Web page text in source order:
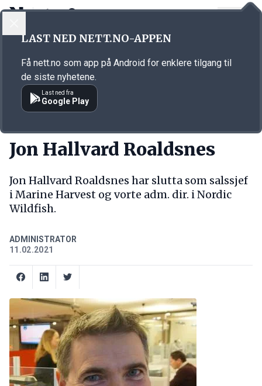
Annonsørinnhold
Jon Hallvard Roaldsnes
Jon Hallvard Roaldsnes har slutta som salssjef
i Marine Harvest og vorte adm. dir. i Nordic
Wildfish.
ADMINISTRATOR
11.02.2021
LAST NED NETT.NO-APPEN
Få nett.no som app på Android for enklere tilgang til
de siste nyhetene.
Last ned fra
Google Play